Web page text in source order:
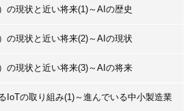
現状と近い将来(1)～AIの歴史
現状と近い将来(2)～AIの現状
現状と近い将来(3)～AIの将来
の取り組み(1)～進んでいる中小製造業